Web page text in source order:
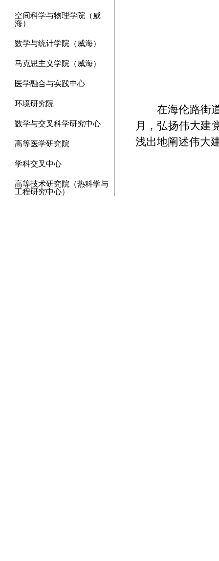
空间科学与物理学院（威
海）
数学与统计学院（威海）
马克思主义学院（威海）
医学融合与实践中心
环境研究院
数学与交叉科学研究中心
高等医学研究院
学科交叉中心
高等技术研究院（热科学与
工程研究中心）
在海伦路街
月，弘扬伟大建
浅出地阐述伟大